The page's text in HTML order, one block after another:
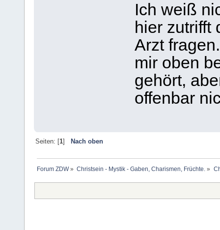
Ich weiß
hier zutrifft
Arzt
mir oben
gehört,
offenbar
Seiten: [1] Nach oben
Forum ZDW» Christsein - Mystik - Gaben, Charismen, Früchte. »